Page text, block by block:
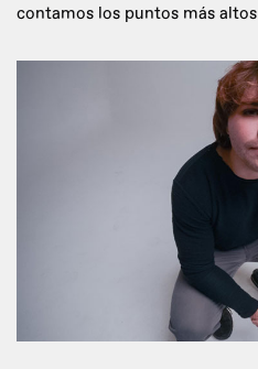
contamos los puntos más